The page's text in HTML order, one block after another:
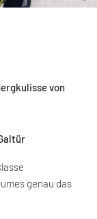
von
genau das